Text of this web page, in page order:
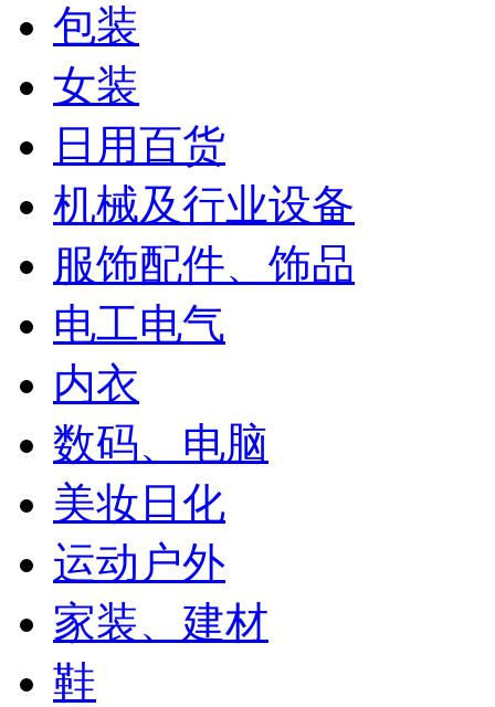
包装
女装
日用百货
机械及行业设备
服饰配件、饰品
电工电气
内衣
数码、电脑
美妆日化
运动户外
家装、建材
鞋